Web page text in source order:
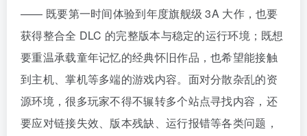
—— 既要第一时间体验到年度旗舰级 3A 大作，也要
获得整合全 DLC 的完整版本与稳定的运行环境；既想
要重温承载童年记忆的经典怀旧作品，也希望能接触
到主机、掌机等多端的游戏内容。面对分散杂乱的资
源环境，很多玩家不得不辗转多个站点寻找内容，还
要应对链接失效、版本残缺、运行报错等各类问题，